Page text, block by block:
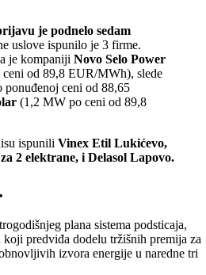
je podnelo sedam
uslove ispunilo je 3 firme.
je kompanijiNovo Selo Power
od 89,8 EUR/MWh), slede
ponuđenoj ceni od 88,65
(1,2 MW po ceni od 89,8
ispunili Vinex Etil Lukićevo,
2 elektrane, i Delasol Lapovo.
plana sistema podsticaja,
predviđa dodelu tržišnih premija za
izvora energije u naredne tri